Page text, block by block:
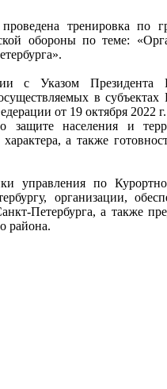
тренировка по
обороны по теме:
с Указом Президента
в субъектах
от 19 октября 2022
защите населения и
а также
управления по
организации,
Петербурга, а также
района.